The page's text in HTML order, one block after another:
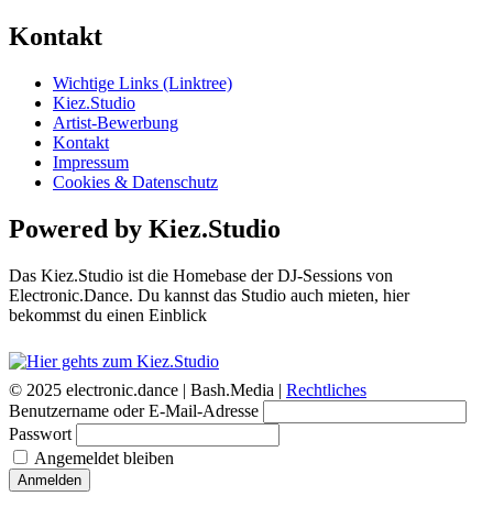
Kontakt
Wichtige Links (Linktree)
Kiez.Studio
Artist-Bewerbung
Kontakt
Impressum
Cookies & Datenschutz
Powered by Kiez.Studio
Das Kiez.Studio ist die Homebase der DJ-Sessions von
Electronic.Dance. Du kannst das Studio auch mieten, hier
bekommst du einen Einblick
© 2025 electronic.dance | Bash.Media | Rechtliches
Benutzername oder E-Mail-Adresse
Passwort
Angemeldet bleiben
Anmelden